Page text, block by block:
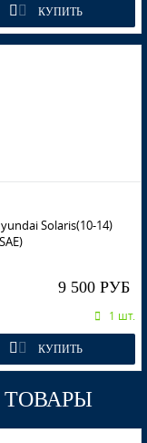
КУПИТЬ
Solaris(10-14)
9 500 РУБ
1 шт.
КУПИТЬ